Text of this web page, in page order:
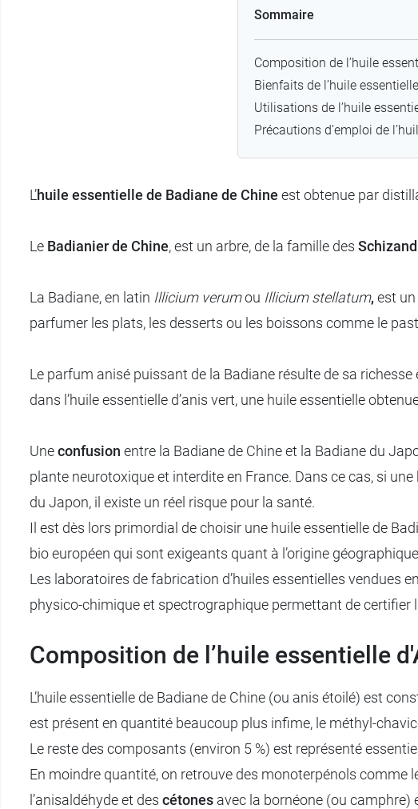
Sommaire
Composition de l’huile
Bienfaits de l’huile
Utilisations de l’huile
Précautions d’emploi de
L’huile essentielle de Badiane de Chine est obtenue par
Le Badianier de Chine, est un arbre, de la famille des
La Badiane, en latin Illicium verumou Illicium stellatum, est un
parfumer les plats, les desserts ou les boissons comme le
Le parfum anisé puissant de la Badiane résulte de sa
dans l’huile essentielle d’anis vert, une huile essentielle
Uneconfusion entre la Badiane de Chine et la Badiane du
plante neurotoxique et interdite en France. Dans ce cas, si
du Japon, il existe un réel risque pour la santé.
Il est dès lors primordial de choisir une huile essentielle de
bio européen qui sont exigeants quant à l’origine
Les laboratoires de fabrication d’huiles essentielles vendues
physico-chimique et spectrographique permettant de certifier
Composition de l’huile essentielle
L’huile essentielle de Badiane de Chine (ou anis étoilé) est
est présent en quantité beaucoup plus infime, le méthyl-
Le reste des composants (environ 5 %) est représenté
En moindre quantité, on retrouve des monoterpénols comme
l’anisaldéhyde et des cétones avec la bornéone (ou camphre)